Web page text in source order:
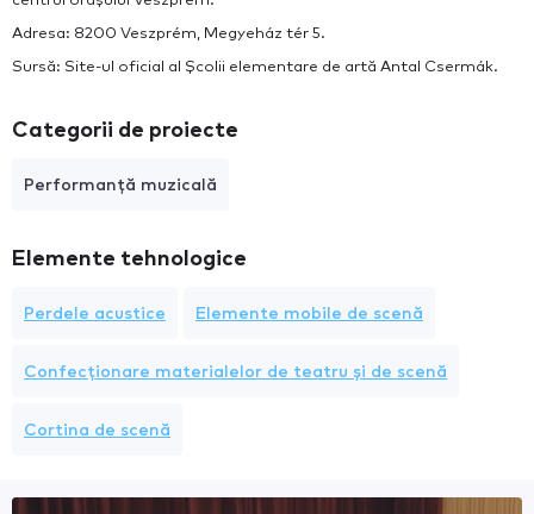
Adresa: 8200 Veszprém, Megyeház tér 5.
Sursă: Site-ul oficial al Școlii elementare de artă Antal Csermák.
Categorii de proiecte
Performanță muzicală
Elemente tehnologice
Perdele acustice Elemente mobile de scenă
Confecționare materialelor de teatru și de scenă
Cortina de scenă